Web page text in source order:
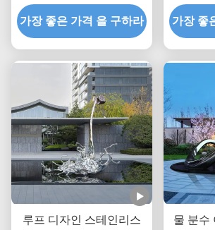
각상 경관 초점 및 마당 개
선을위한 설계
가장 좋은 가격 을 구하라
정원 분
및
가장 좋
루프 디자인 스테인리스
물 분수